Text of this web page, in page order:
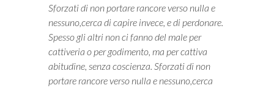
Sforzati di non portare rancore verso nulla e
nessuno,cerca di capire invece, e di perdonare.
Spesso gli altri non ci fanno del male per
cattiveria o per godimento, ma per cattiva
abitudine, senza coscienza. Sforzati di non
portare rancore verso nulla e nessuno,cerca